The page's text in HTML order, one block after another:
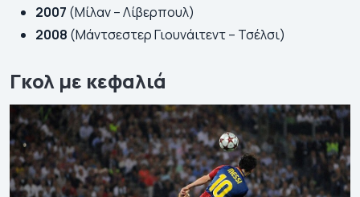
2007 (Μίλαν – Λίβερπουλ)
2008 (Μάντσεστερ Γιουνάιτεντ – Τσέλσι)
Γκολ με κεφαλιά